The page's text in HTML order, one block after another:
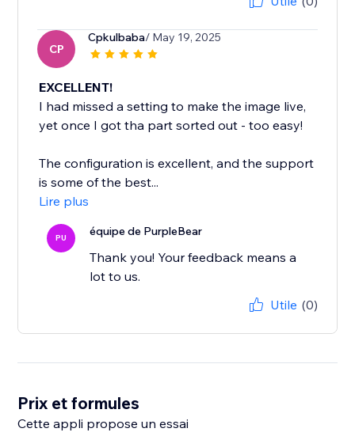
CP
Cpkulbaba/ May 19, 2025
EXCELLENT!
I had missed a setting to make the image live,
yet once I got tha part sorted out - too easy!
The configuration is excellent, and the support
is some of the best...
Lire plus
PU équipe de PurpleBear
Thank you! Your feedback means a
lot to us.
Utile (0)
Prix et formules
Cette appli propose un essai